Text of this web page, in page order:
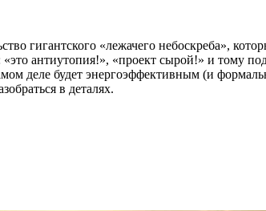
гигантского «лежачего небоскреба»,
антиутопия!», «проект сырой!» и тому
деле будет энергоэффективным (и
в деталях.